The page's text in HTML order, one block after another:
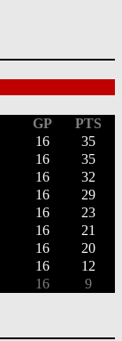
GP
PTS
16
35
16
35
16
32
16
29
16
23
16
21
16
20
16
12
16
9